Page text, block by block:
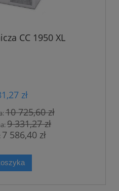
CC 1950 XL
zł
10 725,60 zł
9 331,27 zł
7 586,40 zł